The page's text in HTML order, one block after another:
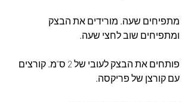
מתפיחים שעה. מורידים את הבצק
ומתפיחים שוב לחצי שעה.
פותחים את הבצק לעובי של 2 ס"מ. קורצים
עם קורצן של פריקסה.